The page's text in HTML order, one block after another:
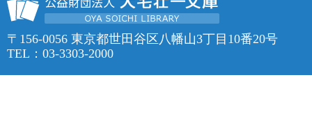
〒156-0056 東京都世田谷区八幡山3丁目10番20号
TEL：03-3303-2000